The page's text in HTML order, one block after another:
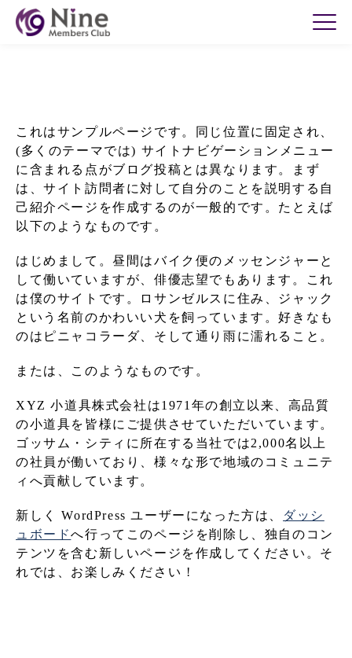
これはサンプルページです。同じ位置に固定され、
(多くのテーマでは) サイトナビゲーションメニュー
に含まれる点がブログ投稿とは異なります。まず
は、サイト訪問者に対して自分のことを説明する自
己紹介ページを作成するのが一般的です。たとえば
以下のようなものです。
はじめまして。昼間はバイク便のメッセンジャーと
して働いていますが、俳優志望でもあります。これ
は僕のサイトです。ロサンゼルスに住み、ジャック
という名前のかわいい犬を飼っています。好きなも
のはピニャコラーダ、そして通り雨に濡れること。
または、このようなものです。
XYZ 小道具株式会社は1971年の創立以来、高品質
の小道具を皆様にご提供させていただいています。
ゴッサム・シティに所在する当社では2,000名以上
の社員が働いており、様々な形で地域のコミュニテ
ィへ貢献しています。
新しく WordPress ユーザーになった方は、
ダッシ
ュボードへ行ってこのページを削除し、独自のコン
テンツを含む新しいページを作成してください。そ
れでは、お楽しみください !